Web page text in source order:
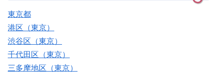
東京都
港区（東京）
渋谷区（東京）
千代田区（東京）
三多摩地区（東京）